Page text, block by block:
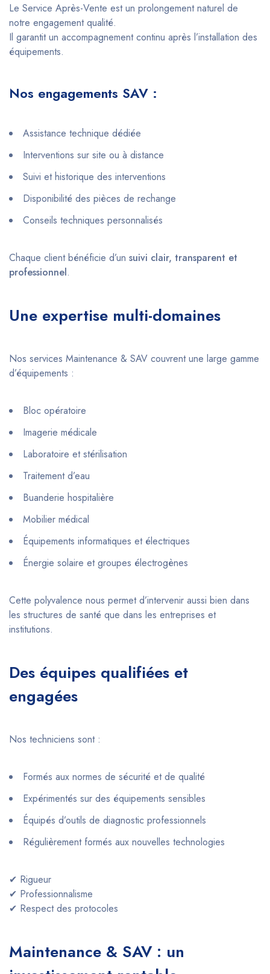
Le Service Après-Vente est un prolongement naturel de
notre engagement qualité.
Il garantit un accompagnement continu après l’installation des
équipements.
Nos engagements SAV :
Assistance technique dédiée
Interventions sur site ou à distance
Suivi et historique des interventions
Disponibilité des pièces de rechange
Conseils techniques personnalisés
Chaque client bénéficie d’un suivi clair, transparent et
professionnel.
Une expertise multi-domaines
Nos services Maintenance & SAV couvrent une large gamme
d’équipements :
Bloc opératoire
Imagerie médicale
Laboratoire et stérilisation
Traitement d’eau
Buanderie hospitalière
Mobilier médical
Équipements informatiques et électriques
Énergie solaire et groupes électrogènes
Cette polyvalence nous permet d’intervenir aussi bien dans
les structures de santé que dans les entreprises et
institutions.
Des équipes qualifiées et
engagées
Nos techniciens sont :
Formés aux normes de sécurité et de qualité
Expérimentés sur des équipements sensibles
Équipés d’outils de diagnostic professionnels
Régulièrement formés aux nouvelles technologies
✔ Rigueur
✔ Professionnalisme
✔ Respect des protocoles
Maintenance & SAV : un